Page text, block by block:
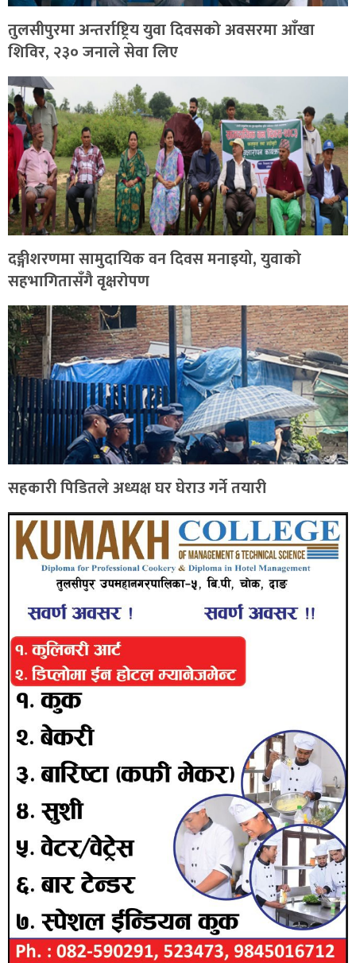
तुलसीपुरमा अन्तर्राष्ट्रिय युवा दिवसको अवसरमा आँखा
शिविर, २३० जनाले सेवा लिए
दङ्गीशरणमा सामुदायिक वन दिवस मनाइयो, युवाको
सहभागितासँगै वृक्षरोपण
सहकारी पिडितले अध्यक्ष घर घेराउ गर्ने तयारी